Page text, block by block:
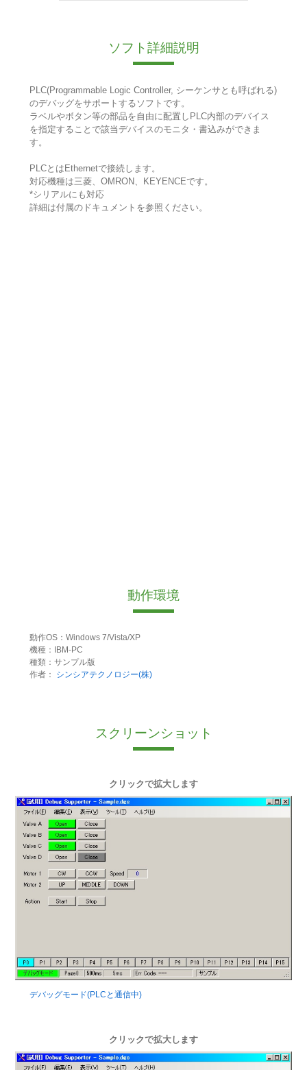
ソフト詳細説明
PLC(Programmable Logic Controller, シーケンサとも呼ばれる)
のデバッグをサポートするソフトです。
ラベルやボタン等の部品を自由に配置しPLC内部のデバイス
を指定することで該当デバイスのモニタ・書込みができま
す。
PLCとはEthernetで接続します。
対応機種は三菱、OMRON、KEYENCEです。
*シリアルにも対応
詳細は付属のドキュメントを参照ください。
動作環境
動作OS：Windows 7/Vista/XP
機種：IBM-PC
種類：サンプル版
作者：
シンシアテクノロジー(株)
スクリーンショット
クリックで拡大します
デバッグモード(PLCと通信中)
クリックで拡大します